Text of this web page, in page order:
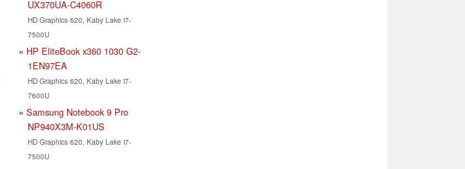
UX370UA-C4060R
HD Graphics 620, Kaby Lake i7-
7500U
HP EliteBook x360 1030 G2-
1EN97EA
HD Graphics 620, Kaby Lake i7-
7600U
Samsung Notebook 9 Pro
NP940X3M-K01US
HD Graphics 620, Kaby Lake i7-
7500U